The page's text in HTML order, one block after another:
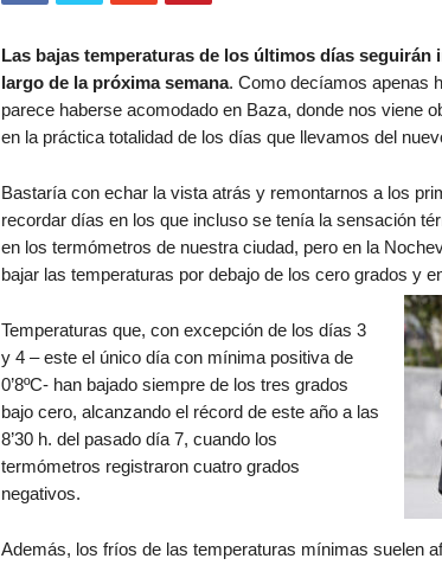
Las bajas temperaturas de los últimos días seguirán
largo de la próxima semana. Como decíamos apenas
parece haberse acomodado en Baza, donde nos viene
en la práctica totalidad de los días que llevamos del
Bastaría con echar la vista atrás y remontarnos a los
recordar días en los que incluso se tenía la sensación
en los termómetros de nuestra ciudad, pero en la
bajar las temperaturas por debajo de los cero grados y
Temperaturas que, con excepción de los días 3
y 4 – este el único día con mínima positiva de
0’8ºC- han bajado siempre de los tres grados
bajo cero, alcanzando el récord de este año a las
8’30 h. del pasado día 7, cuando los
termómetros registraron cuatro grados
negativos.
Además, los fríos de las temperaturas mínimas suelen